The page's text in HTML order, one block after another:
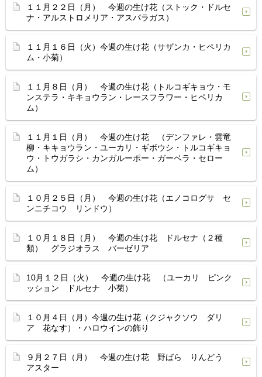
１１月２２日（月） 今週の生け花（ストック・ドルセ
ナ・アルストロメリア・アスパラガス）
１１月１６日（火）今週の生け花（サザンカ・ヒペリカ
ム・小菊）
１１月８日（月） 今週の生け花（トルコギキョウ・モ
ンステラ・キキョウラン・レースフラワー・ヒペリカ
ム）
１１月１日（月） 今週の生け花 （デンファレ・雲竜
柳・キキョウラン・ユーカリ・ギボウシ・トルコギキョ
ウ・トウガラシ・カンガルーポー・ガーベラ・セロー
ム）
１０月２５日（月） 今週の生け花（エノコログサ セ
ンニチコウ リンドウ）
１０月１８日（月） 今週の生け花 ドルセナ（２種
類） グラジオラス バーゼリア
10月１２日（火） 今週の生け花 （ユーカリ ピンク
ッション ドルセナ 小菊）
１０月４日（月）今週の生け花（クジャクソウ ダリ
ア 花なす）・ハロウインの飾り
９月２７日（月） 今週の生け花 野ばら りんどう
アスター